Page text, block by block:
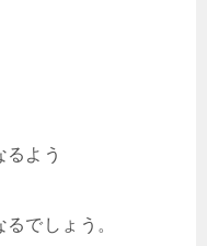
よう
でしょう。